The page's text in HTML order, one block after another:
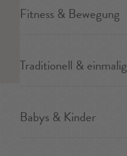
Fitness & Bewegung
Traditionell & einmalig
Babys & Kinder